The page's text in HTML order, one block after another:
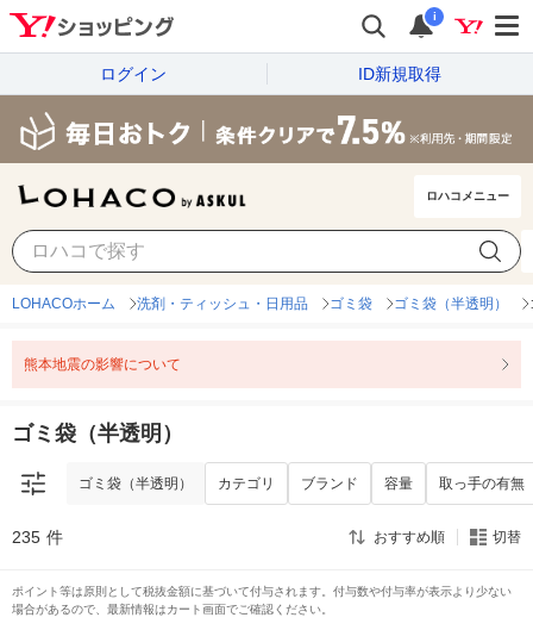
i
ログイン ID新規取得
ロハコメニュー
ゴミ袋（半透明） 取っ手の有無
LOHACOホーム 洗剤・ティッシュ・日用品 ゴミ袋 ゴミ袋（半透明）
熊本地震の影響について
ゴミ袋（半透明）
ゴミ袋（半透明） カテゴリ ブランド 容量 取っ手の有無
235 件 おすすめ順 切替
ポイント等は原則として税抜金額に基づいて付与されます。付与数や付与率が表示より少ない
場合があるので、最新情報はカート画面でご確認ください。